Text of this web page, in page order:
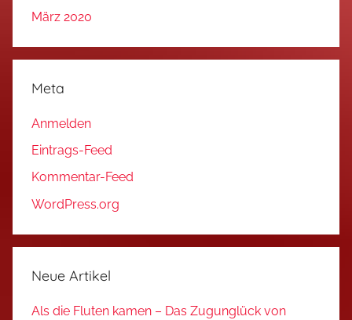
März 2020
Meta
Anmelden
Eintrags-Feed
Kommentar-Feed
WordPress.org
Neue Artikel
Als die Fluten kamen – Das Zugunglück von